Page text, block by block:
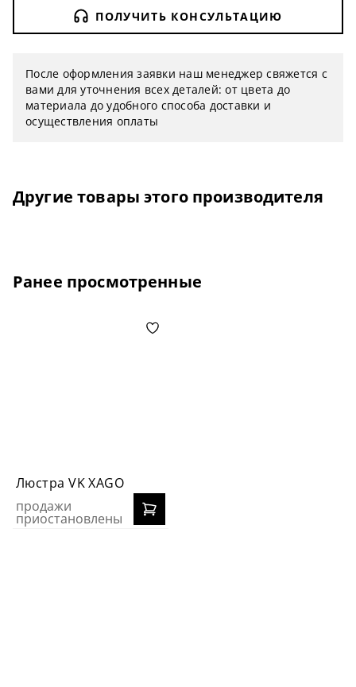
ПОЛУЧИТЬ КОНСУЛЬТАЦИЮ
После оформления заявки наш менеджер свяжется с
вами для уточнения всех деталей: от цвета до
материала до удобного способа доставки и
осуществления оплаты
Другие товары этого производителя
Ранее просмотренные
Люстра VK XAGO
продажи
приостановлены